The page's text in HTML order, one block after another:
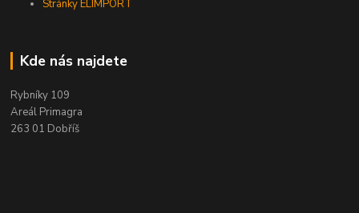
Stránky ELIMPORT
Kde nás najdete
Rybníky 109
Areál Primagra
263 01 Dobříš